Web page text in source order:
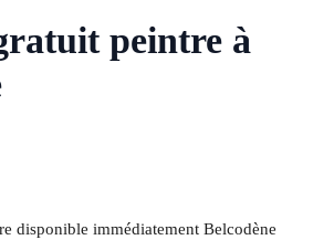
peintre à
disponible immédiatement Belcodène